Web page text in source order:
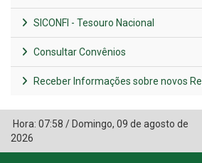
SICONFI - Tesouro Nacional
Consultar Convênios
Receber Informações sobre novos
Hora: 07:58 / Domingo, 09 de agosto de
2026